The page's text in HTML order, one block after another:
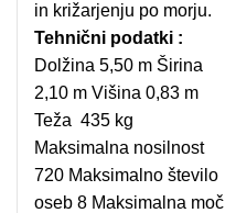
in križarjenju po morju.
Tehnični podatki :
Dolžina 5,50 m Širina
2,10 m Višina 0,83 m
Teža 435 kg
Maksimalna nosilnost
720 Maksimalno število
oseb 8 Maksimalna moč